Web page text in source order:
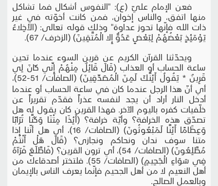
فعن الإمام عليّ (ع): "النفوس أشكال فما تشاكل
منها اتفق، والناس إخوان، فمن كانت أخوّته في غير
ذات الله فإنّها تحوز عداوة" وذلك قوله تعالى: (الأخِلاءُ
يَوْمَئِذٍ بَعْضُهُمْ لِبَعْضٍ عَدُوٌّ إِلا الْمُتَّقِينَ) (الزخرف/ 67).
ويحدّثنا القرآن الكريم عن قرين السوء عندما تحين
ساعة الحساب أو العذاب (قَالَ قَائِلٌ مِنْهُمْ إِنِّي كَانَ لِي
قَرِينٌ * يَقُولُ أَئِنَّكَ لَمِنَ الْمُصَدِّقِينَ) (الصافات/ 51-52)،
أي أنّ هذا الرجل عندما كان في ساعة الحساب أو عندما
أدخل النار أراد أن يجد لنفسه عذراً فقدّم تقريراً عن
خلّفيات كفره باليوم الآخر. فهذا القرين كان يقول له هل
تصدّق هذه الخرافة؟ وأيّة خرافة؟ (أَئِذَا مِتْنَا وَكُنَّا تُرَابًا
وَعِظَامًا أَئِنَّا لَمَبْعُوثُونَ) (الصافات/ 16)، أي هل أنّنا إذا
متنا سوف ندان ونحاكم ونجازى؟ (قَالَ هَلْ أَنْتُمْ
مُطَّلِعُونَ) (الصافات/ 54)، أي ترون القرين؟ (فَاطَّلَعَ فَرَآهُ
فِي سَوَاءِ الْجَحِيمِ) (الصافات/ 55). فلتختر أصدقاءك من
أهل النعيم لا من أهل الجحيم فإنّما يعرف الناس بالإيمان
وبالعمل الصالح.